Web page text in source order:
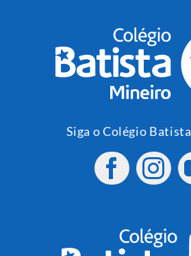
Siga o Colégio Batista